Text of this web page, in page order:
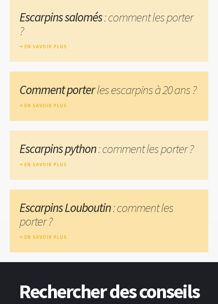
Escarpins salomés: comment les porter
?
EN SAVOIR PLUS
Comment porterles escarpins à 20 ans ?
EN SAVOIR PLUS
Escarpins python: comment les porter ?
EN SAVOIR PLUS
Escarpins Louboutin: comment les
porter ?
EN SAVOIR PLUS
Rechercher des conseils